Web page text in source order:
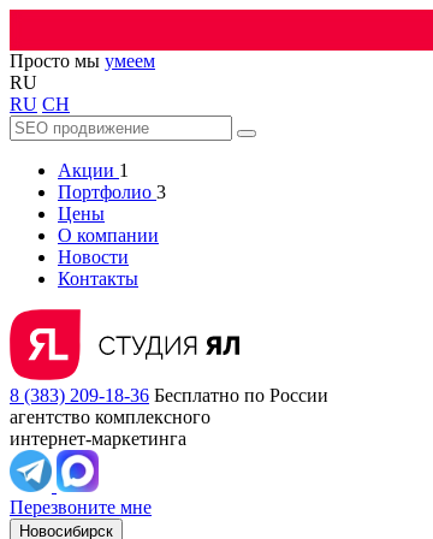
Просто мы умеем
RU
RU CH
Акции 1
Портфолио 3
Цены
О компании
Новости
Контакты
8 (383) 209-18-36 Бесплатно по России
агентство комплексного
интернет-маркетинга
Перезвоните мне
Новосибирск